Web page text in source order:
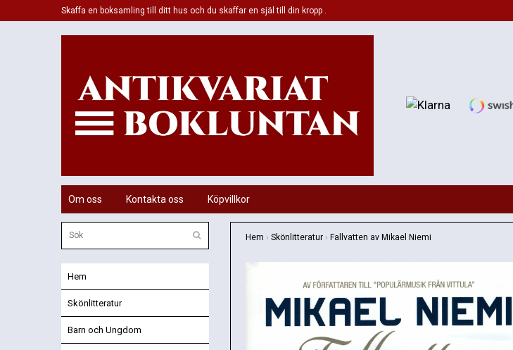
Skaffa en boksamling till ditt hus och du skaffar en själ till din kropp .
Om oss Kontakta oss Köpvillkor
Hem
Skönlitteratur
Barn och Ungdom
Hem › Skönlitteratur › Fallvatten av Mikael Niemi